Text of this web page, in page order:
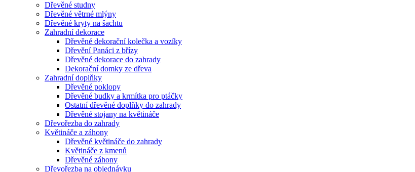
Dřevěné studny
Dřevěné větrné mlýny
Dřevěné kryty na šachtu
Zahradní dekorace
Dřevěné dekorační kolečka a vozíky
Dřevění Panáci z břízy
Dřevěné dekorace do zahrady
Dekorační domky ze dřeva
Zahradní doplňky
Dřevěné poklopy
Dřevěné budky a krmítka pro ptáčky
Ostatní dřevěné doplňky do zahrady
Dřevěné stojany na květináče
Dřevořezba do zahrady
Květináče a záhony
Dřevěné květináče do zahrady
Květináče z kmenů
Dřevěné záhony
Dřevořezba na objednávku